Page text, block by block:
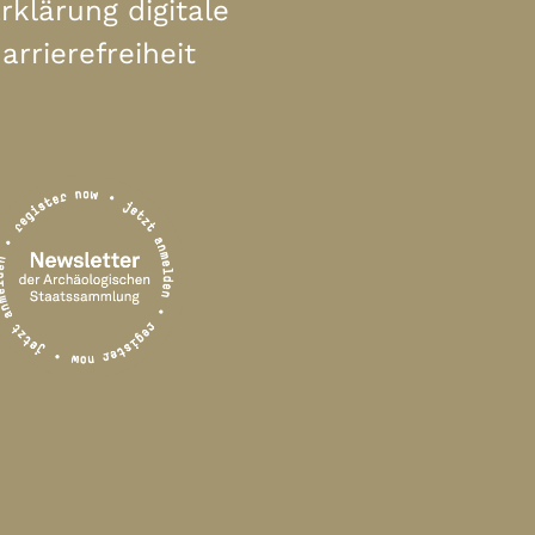
digitale